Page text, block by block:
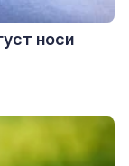
носи